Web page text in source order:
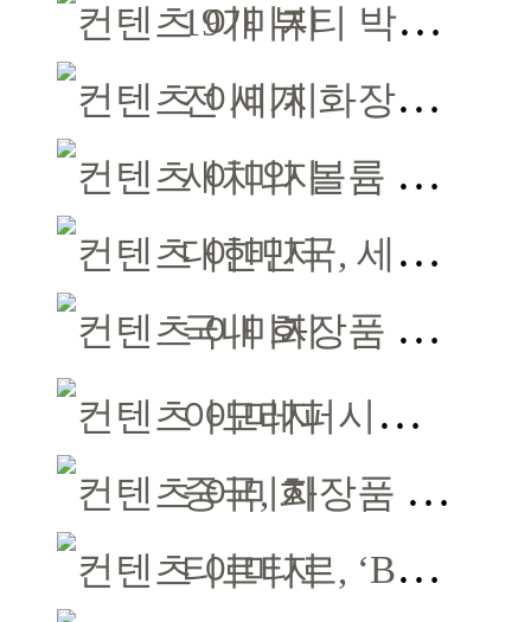
19개 뷰티 박람회서 찾은 ‘9대 혁신 키워드’
전 세계 화장품 규제기관장, 서울에 모인다
새치와 볼륨 한 번에 잡는 모다모다 버블 샴푸
대한민국, 세계 2위 화장품 수출국 달성
국내 화장품 시장 성장 지속 … 올해 139억 달러 전망
아모레퍼시픽, 2026 레드닷 어워드 본상 2개 수상
중국, 화장품 허가·등록 대수술… 시험자료 공용 허용
티르티르, ‘BTS 더 시티 아리랑-뉴욕’ 참여